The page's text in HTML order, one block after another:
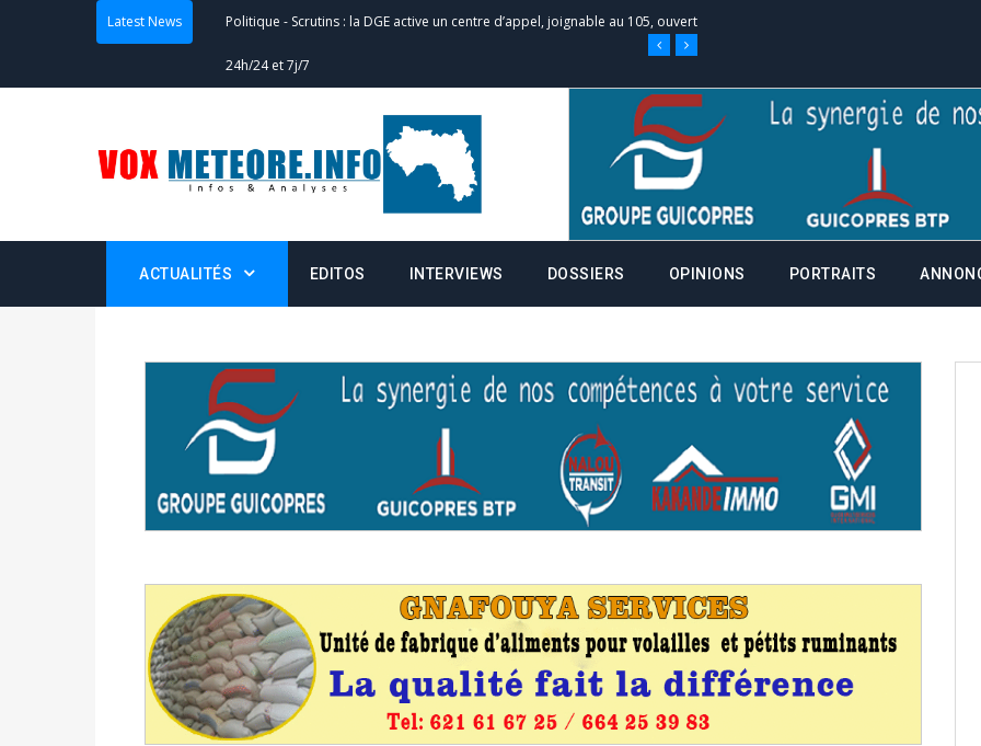
Latest News Politique - Scrutins : la DGE active un centre d’appel, joignable au 105, ouvert
24h/24 et 7j/7
Double scrutin du 31 mai : fin des campagnes ce jeudi 28 mai à
minuit
Actualités - Communiqué relatif à la délivrance de la fiche de procuration
Politique-Convocation des membres des Commissions Administratives de
Centralisation des Votes (CACV) à une prestation de serment et à une
Politique Candidats : désignez vos représentants aux CACV (centralisation
des votes) avant le 16 mai à 16h
Politique Double scrutin du 31 mai : retrait des cartes d’électeurs possible
du 16 au 31 mai 2026
avant le 16 mai 2026 à 16h
Politique-Proclamation des résultats globaux provisoires et des
statistiques des législatives et communales : ce 4 juin à 18h
Politique-Suite de la publication des résultats partiels des élections de mai
ACTUALITÉS EDITOS INTERVIEWS DOSSIERS OPINIONS PORTRAITS